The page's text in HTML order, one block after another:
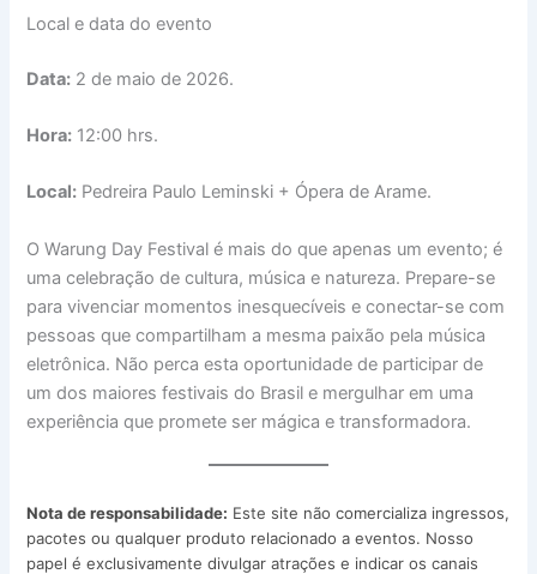
Local e data do evento
Data: 2 de maio de 2026.
Hora: 12:00 hrs.
Local: Pedreira Paulo Leminski + Ópera de Arame.
O Warung Day Festival é mais do que apenas um evento; é
uma celebração de cultura, música e natureza. Prepare-se
para vivenciar momentos inesquecíveis e conectar-se com
pessoas que compartilham a mesma paixão pela música
eletrônica. Não perca esta oportunidade de participar de
um dos maiores festivais do Brasil e mergulhar em uma
experiência que promete ser mágica e transformadora.
Nota de responsabilidade: Este site não comercializa ingressos,
pacotes ou qualquer produto relacionado a eventos. Nosso
papel é exclusivamente divulgar atrações e indicar os canais